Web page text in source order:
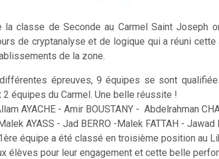
classe de Seconde au Carmel Saint Joseph
de cryptanalyse et de logique qui a réuni
de la zone.
épreuves, 9 équipes se sont
2 équipes du Carmel. Une belle réussite !
AYACHE - Amir BOUSTANY - Abdelrahman
AYASS - Jad BERRO -Malek FATTAH - Jawad
équipe a été classé en troisième position au
élèves pour leur engagement et cette belle